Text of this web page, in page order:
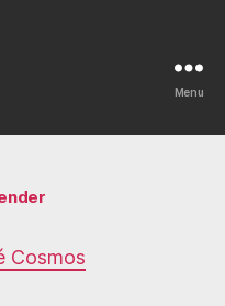
Menu
Cosmos